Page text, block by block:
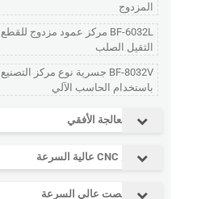
المزدوج
BF-6032L مركز عمود مزدوج للقطع
الثقيل الصلب
BF-8032V جسرية نوع مركز التصنيع
باستخدام الحاسب الآلي
مركز المعالجة الأفقي
آلة نقش CNC عالية السرعة
مركز التنصت عالي السرعة